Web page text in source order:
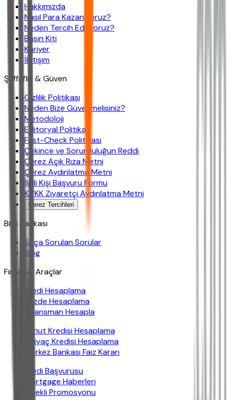
Hakkımızda
Nasıl Para Kazanıyoruz?
Neden Tercih Ediliyoruz?
Basın Kiti
Kariyer
İletişim
Şeffaflık & Güven
Gizlilik Politikası
Neden Bize Güvenmelisiniz?
Metodoloji
Editoryal Politika
Fast-Check Politikası
Çekince ve Sorumluluğun Reddi
Çerez Açık Rıza Metni
Çerez Aydınlatma Metni
İlgili Kişi Başvuru Formu
KVKK Ziyaretçi Aydınlatma Metni
Çerez Tercihleri
Bilgi Bankası
Sıkça Sorulan Sorular
Blog
Finansal Araçlar
Kredi Hesaplama
Yüzde Hesaplama
Finansman Hesapla
Konut Kredisi Hesaplama
İhtiyaç Kredisi Hesaplama
Merkez Bankası Faiz Kararı
Kredi Başvurusu
Mortgage Haberleri
Emekli Promosyonu